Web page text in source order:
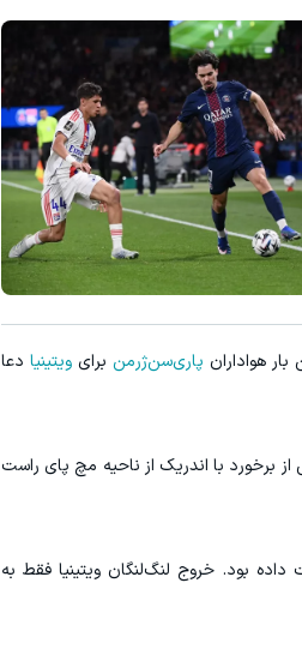
هواداران پاری‌سن‌ژرمن برایویتینیا دعا
به نظر می‌رسید پس از برخورد با اندریک از ناحیه مچ پای راست
را از دست داده بود. خروج لنگ‌لنگان ویتینیا فقط به